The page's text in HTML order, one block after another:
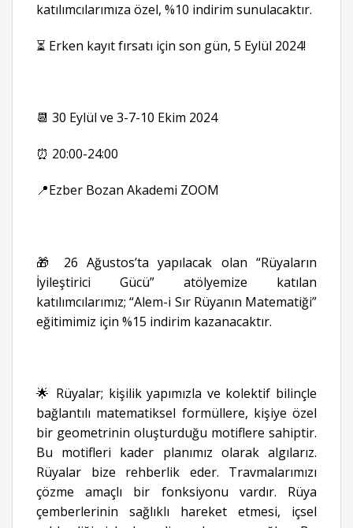
katılımcılarımıza özel, %10 indirim sunulacaktır.
⏳ Erken kayıt fırsatı için son gün, 5 Eylül 2024!
📆 30 Eylül ve 3-7-10 Ekim 2024
⏰ 20:00-24:00
📍Ezber Bozan Akademi ZOOM
🎁 26 Ağustos’ta yapılacak olan “Rüyaların
İyileştirici Gücü” atölyemize katılan
katılımcılarımız; “Alem-i Sır Rüyanın Matematiği”
eğitimimiz için %15 indirim kazanacaktır.
🌟 Rüyalar; kişilik yapımızla ve kolektif bilinçle
bağlantılı matematiksel formüllere, kişiye özel
bir geometrinin oluşturduğu motiflere sahiptir.
Bu motifleri kader planımız olarak algılarız.
Rüyalar bize rehberlik eder. Travmalarımızı
çözme amaçlı bir fonksiyonu vardır. Rüya
çemberlerinin sağlıklı hareket etmesi, içsel